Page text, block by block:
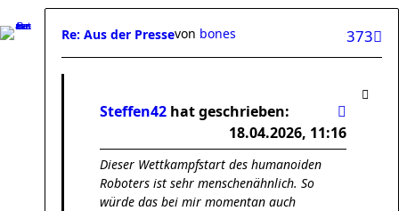
Re: Aus der Presse 373
von bones
Steffen42 hat geschrieben:
18.04.2026, 11:16
Dieser Wettkampfstart des humanoiden
Roboters ist sehr menschenähnlich. So
würde das bei mir momentan auch